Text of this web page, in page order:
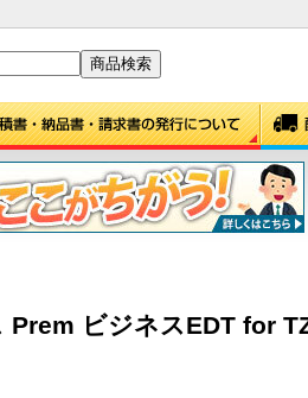
ビジネスEDT for